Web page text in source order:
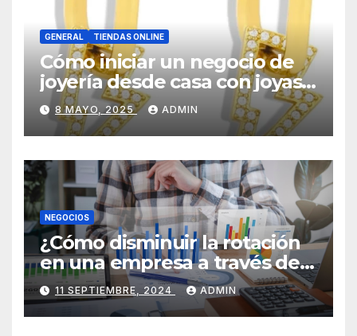
GENERAL TIENDAS ONLINE
Cómo iniciar un negocio de
joyería desde casa con joyas
por mayor
8 MAYO, 2025 ADMIN
NEGOCIOS
¿Cómo disminuir la rotación
en una empresa a través de
HR Analytics?
11 SEPTIEMBRE, 2024 ADMIN